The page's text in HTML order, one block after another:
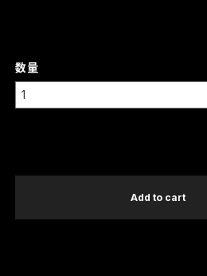
数量
Add to cart